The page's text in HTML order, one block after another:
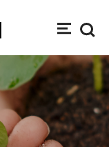
메